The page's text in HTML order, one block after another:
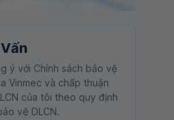
ý với Chính sách bảo vệ
Vinmec và chấp thuận
của tôi theo quy định
vệ DLCN.